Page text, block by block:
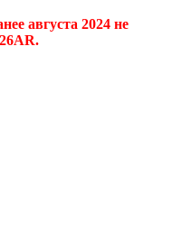
августа 2024 не